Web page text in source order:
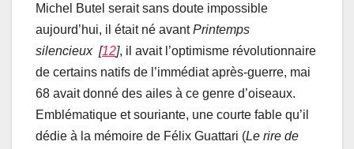
Michel Butel serait sans doute impossible
aujourd’hui, il était né avantPrintemps
silencieux [12], il avait l’optimisme révolutionnaire
de certains natifs de l’immédiat après-guerre, mai
68 avait donné des ailes à ce genre d’oiseaux.
Emblématique et souriante, une courte fable qu’il
dédie à la mémoire de Félix Guattari (Le rire de